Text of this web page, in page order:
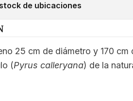
de ubicaciones
25 cm de diámetro y 170
(Pyrus calleryana) de la